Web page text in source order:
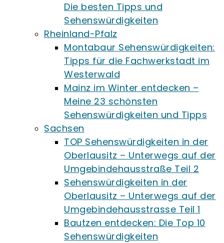
Die besten Tipps und
Sehenswürdigkeiten
Rheinland-Pfalz
Montabaur Sehenswürdigkeiten:
Tipps für die Fachwerkstadt im
Westerwald
Mainz im Winter entdecken –
Meine 23 schönsten
Sehenswürdigkeiten und Tipps
Sachsen
TOP Sehenswürdigkeiten in der
Oberlausitz – Unterwegs auf der
Umgebindehausstraße Teil 2
Sehenswürdigkeiten in der
Oberlausitz – Unterwegs auf der
Umgebindehausstrasse Teil 1
Bautzen entdecken: Die Top 10
Sehenswürdigkeiten